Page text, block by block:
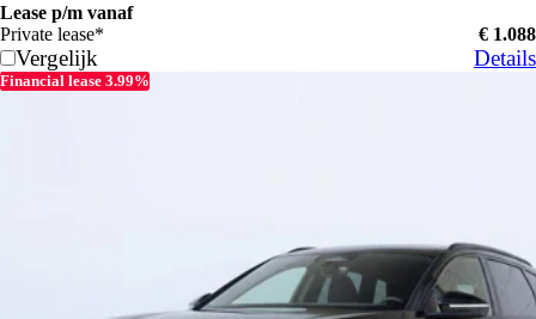
Lease p/m vanaf
Private lease*
€ 1.088
Vergelijk Details
Financial lease 3.99%